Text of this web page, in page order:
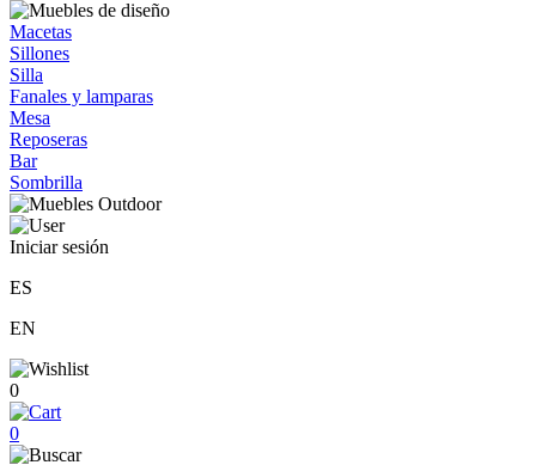
Macetas
Sillones
Silla
Fanales y lamparas
Mesa
Reposeras
Bar
Sombrilla
Iniciar sesión
ES
EN
0
0